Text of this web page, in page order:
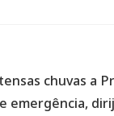
chuvas a